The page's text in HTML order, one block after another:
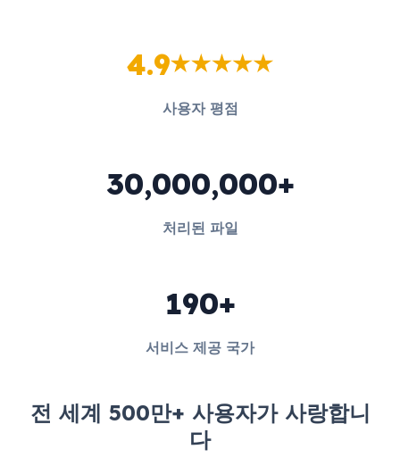
4.9
사용자 평점
30,000,000+
처리된 파일
190+
서비스 제공 국가
전 세계 500만+ 사용자가 사랑합니
다